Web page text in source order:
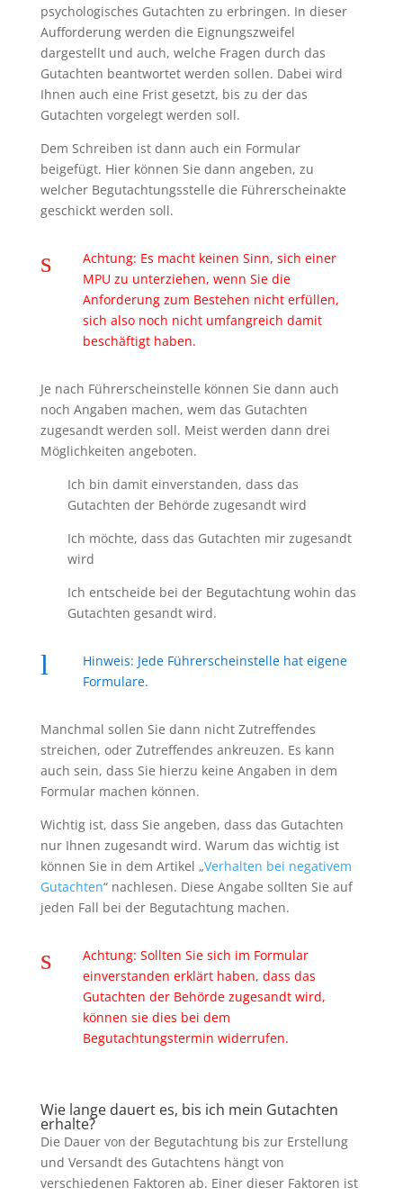
psychologisches Gutachten zu erbringen. In dieser
Aufforderung werden die Eignungszweifel
dargestellt und auch, welche Fragen durch das
Gutachten beantwortet werden sollen. Dabei wird
Ihnen auch eine Frist gesetzt, bis zu der das
Gutachten vorgelegt werden soll.
Dem Schreiben ist dann auch ein Formular
beigefügt. Hier können Sie dann angeben, zu
welcher Begutachtungsstelle die Führerscheinakte
geschickt werden soll.
s
Achtung: Es macht keinen Sinn, sich einer
MPU zu unterziehen, wenn Sie die
Anforderung zum Bestehen nicht erfüllen,
sich also noch nicht umfangreich damit
beschäftigt haben.
Je nach Führerscheinstelle können Sie dann auch
noch Angaben machen, wem das Gutachten
zugesandt werden soll. Meist werden dann drei
Möglichkeiten angeboten.
Ich bin damit einverstanden, dass das
Gutachten der Behörde zugesandt wird
Ich möchte, dass das Gutachten mir zugesandt
wird
Ich entscheide bei der Begutachtung wohin das
Gutachten gesandt wird.
l
Hinweis: Jede Führerscheinstelle hat eigene
Formulare.
Manchmal sollen Sie dann nicht Zutreffendes
streichen, oder Zutreffendes ankreuzen. Es kann
auch sein, dass Sie hierzu keine Angaben in dem
Formular machen können.
Wichtig ist, dass Sie angeben, dass das Gutachten
nur Ihnen zugesandt wird. Warum das wichtig ist
können Sie in dem Artikel „Verhalten bei negativem
Gutachten“ nachlesen. Diese Angabe sollten Sie auf
jeden Fall bei der Begutachtung machen.
s
Achtung: Sollten Sie sich im Formular
einverstanden erklärt haben, dass das
Gutachten der Behörde zugesandt wird,
können sie dies bei dem
Begutachtungstermin widerrufen.
Wie lange dauert es, bis ich mein Gutachten
erhalte?
Die Dauer von der Begutachtung bis zur Erstellung
und Versandt des Gutachtens hängt von
verschiedenen Faktoren ab. Einer dieser Faktoren ist